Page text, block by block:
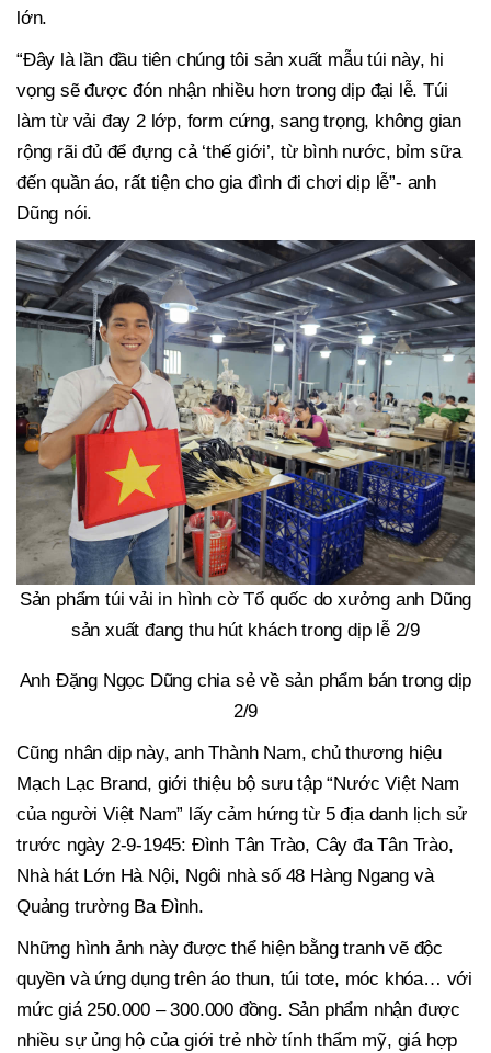
lớn.
“Đây là lần đầu tiên chúng tôi sản xuất mẫu túi này, hi
vọng sẽ được đón nhận nhiều hơn trong dịp đại lễ. Túi
làm từ vải đay 2 lớp, form cứng, sang trọng, không gian
rộng rãi đủ để đựng cả ‘thế giới’, từ bình nước, bỉm sữa
đến quần áo, rất tiện cho gia đình đi chơi dịp lễ”- anh
Dũng nói.
Sản phẩm túi vải in hình cờ Tổ quốc do xưởng anh Dũng
sản xuất đang thu hút khách trong dịp lễ 2/9
Anh Đặng Ngọc Dũng chia sẻ về sản phẩm bán trong dịp
2/9
Cũng nhân dịp này, anh Thành Nam, chủ thương hiệu
Mạch Lạc Brand, giới thiệu bộ sưu tập “Nước Việt Nam
của người Việt Nam” lấy cảm hứng từ 5 địa danh lịch sử
trước ngày 2-9-1945: Đình Tân Trào, Cây đa Tân Trào,
Nhà hát Lớn Hà Nội, Ngôi nhà số 48 Hàng Ngang và
Quảng trường Ba Đình.
Những hình ảnh này được thể hiện bằng tranh vẽ độc
quyền và ứng dụng trên áo thun, túi tote, móc khóa… với
mức giá 250.000 – 300.000 đồng. Sản phẩm nhận được
nhiều sự ủng hộ của giới trẻ nhờ tính thẩm mỹ, giá hợp